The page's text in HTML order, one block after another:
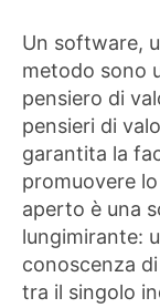
Un software,
metodo sono
pensiero di
pensieri di
garantita la
promuovere
aperto è una
lungimirante:
conoscenza
tra il singolo